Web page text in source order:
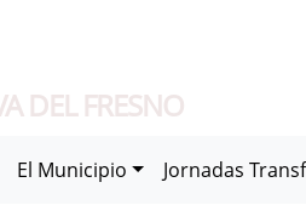
DEL FRESNO
El Municipio Jornadas